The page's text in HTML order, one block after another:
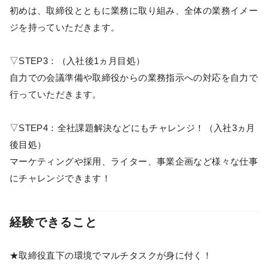
初めは、取締役とともに業務に取り組み、全体の業務イメー
ジを持っていただきます。
▽STEP3：（入社後1ヵ月目処）
自力での会議準備や取締役からの業務指示への対応を自力で
行っていただきます。
▽STEP4：全社課題解決などにもチャレンジ！（入社3ヵ月
後目処）
マーケティングや採用、ライター、事業企画など様々な仕事
にチャレンジできます！
経験できること
★取締役直下の環境でマルチタスクが身に付く！